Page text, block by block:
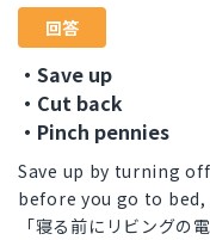
回答
・Save up
・Cut back
・Pinch pennies
Save up by turning
before you go to
「寝る前にリビングの